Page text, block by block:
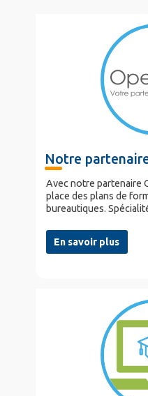
Notre
Avec notre partenaire
place des plans de
bureautiques.
En savoir plus